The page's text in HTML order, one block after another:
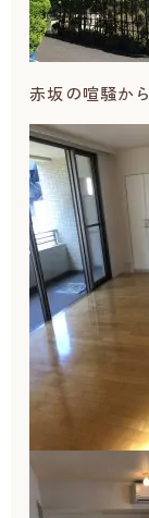
赤坂の喧騒か